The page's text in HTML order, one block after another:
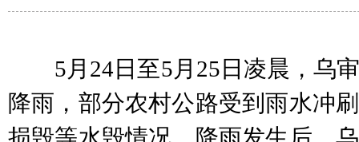
5月24日至5月25日凌晨，乌审
降雨，部分农村公路受到雨水冲